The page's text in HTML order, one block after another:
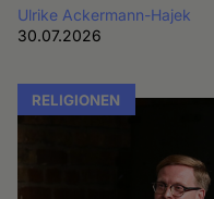
Ulrike Ackermann-Hajek
30.07.2026
RELIGIONEN